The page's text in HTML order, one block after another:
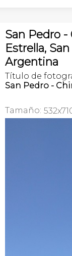
San Pedro
Estrella,
Argentina
Título de
San Pedro -
Tamaño: